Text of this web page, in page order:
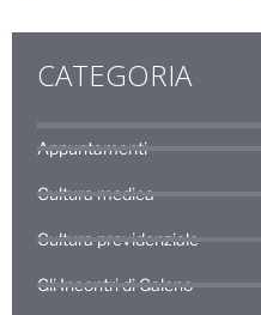
CATEGORIA
Appuntamenti
Cultura medica
Cultura previdenziale
Gli Incontri di Galeno